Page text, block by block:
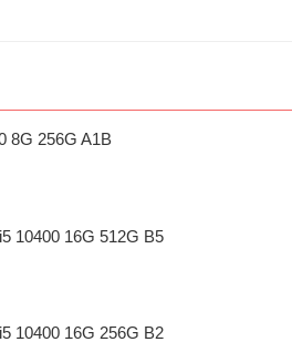
8G 256G A1B
10400 16G 512G B5
10400 16G 256G B2